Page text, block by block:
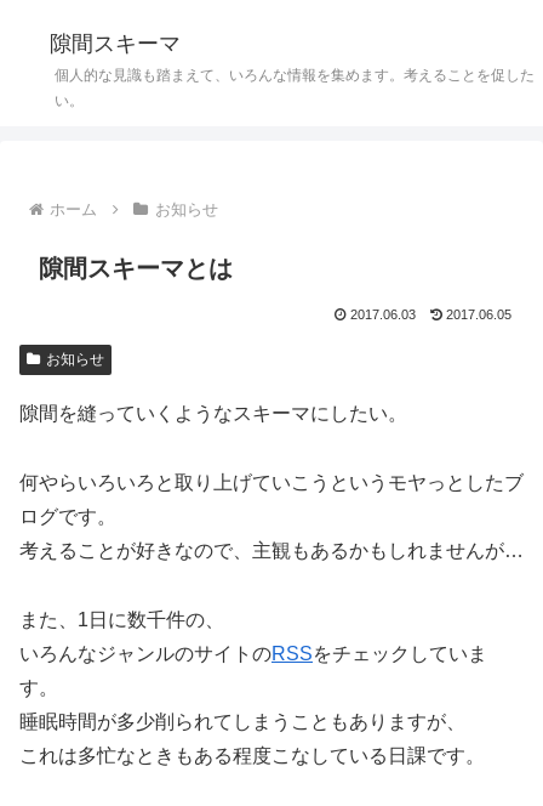
隙間スキーマ
個人的な見識も踏まえて、いろんな情報を集めます。考えることを促した
い。
ホーム お知らせ
隙間スキーマとは
2017.06.03 2017.06.05
お知らせ
隙間を縫っていくようなスキーマにしたい。
何やらいろいろと取り上げていこうというモヤっとしたブ
ログです。
考えることが好きなので、主観もあるかもしれませんが…
また、1日に数千件の、
いろんなジャンルのサイトのRSSをチェックしていま
す。
睡眠時間が多少削られてしまうこともありますが、
これは多忙なときもある程度こなしている日課です。